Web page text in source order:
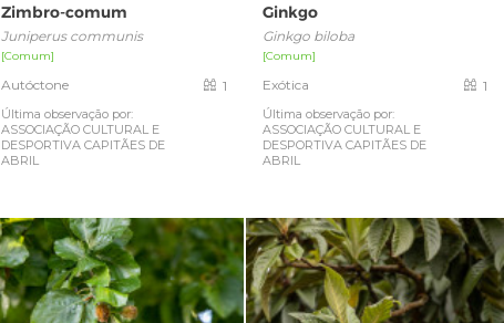
Zimbro-comum
Juniperus communis
[Comum]
Autóctone
Última observação por:
ASSOCIAÇÃO CULTURAL E
DESPORTIVA CAPITÃES DE
ABRIL
1
Ginkgo
Ginkgo biloba
[Comum]
Exótica
Última observação por:
ASSOCIAÇÃO CULTURAL E
DESPORTIVA CAPITÃES DE
ABRIL
1